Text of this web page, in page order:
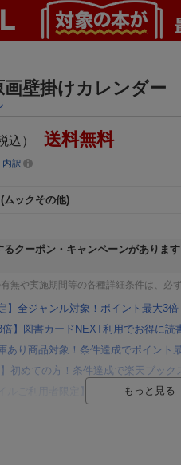
壁掛けカレンダー
込） 送料無料
内訳
(ムックその他)
るクーポン・キャンペーンがあります
無や実施期間等の各種詳細条件は、必
】全ジャンル対象！ポイント最大3
倍】図書カードNEXT利用でお得に読
あり商品対象！条件達成でポイント
】初めての方！条件達成で楽天ブッ
ルご利用者限定】条件達成で100万ポ